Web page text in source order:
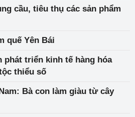
cầu, tiêu thụ các sản phẩm
quế Yên Bái
phát triển kinh tế hàng hóa
thiểu số
Bà con làm giàu từ cây